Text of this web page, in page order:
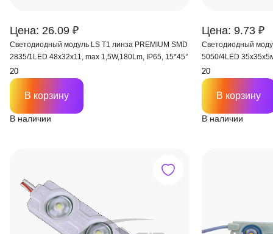
Цена: 26.09 ₽
Светодиодный модуль LS Т1 линза PREMIUM SMD
2835/1LED 48х32х11, max 1,5W,180Lm, IP65, 15*45°
В наличии
В корзину
Цена: 9.73 ₽
Светодиодный
5050/4LED
корп), 20 шт.120°
В наличии
В корзину